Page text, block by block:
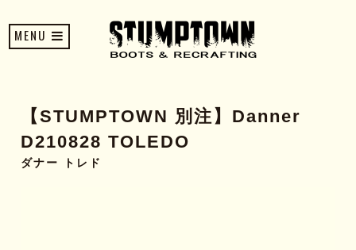
MENU
【STUMPTOWN 別注】Danner
D210828 TOLEDO
ダナー トレド